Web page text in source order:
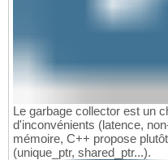
Le garbage collector est un
d'inconvénients (latence,
mémoire, C++ propose
(unique_ptr, shared_ptr...).